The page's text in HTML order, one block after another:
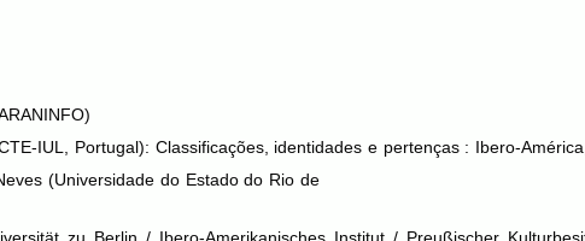
)
IUL, Portugal): Classificações, identidades e pertenças : Ibero-
(Universidade do Estado do Rio de
zu Berlin / Ibero-Amerikanisches Institut / Preußischer